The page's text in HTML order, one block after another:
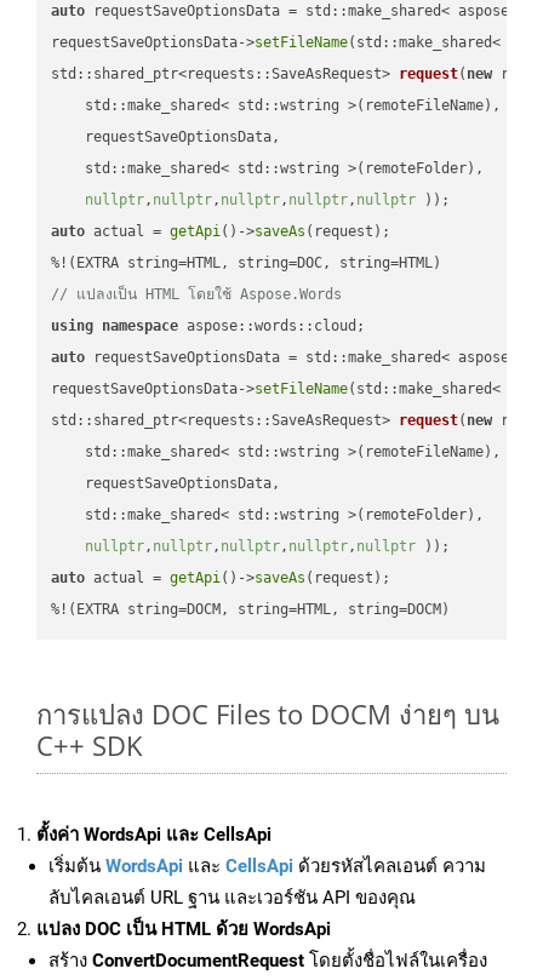
auto requestSaveOptionsData = std::make_shared<
requestSaveOptionsData->setFileName(std::make_shared<
std::shared_ptr<requests::SaveAsRequest> request( new
    std::make_shared< std::wstring >(remoteFileName),
    requestSaveOptionsData,
    std::make_shared< std::wstring >(remoteFolder),
nullptr, nullptr, nullptr, nullptr, nullptr ))
auto actual = getApi()->saveAs (request);
// แปลงเป็น HTML โดยใช้ Aspose.Words
using namespace
auto requestSaveOptionsData = std::make_shared<
requestSaveOptionsData->setFileName(std::make_shared<
std::shared_ptr<requests::SaveAsRequest> request( new
    std::make_shared< std::wstring >(remoteFileName),
    requestSaveOptionsData,
    std::make_shared< std::wstring >(remoteFolder),
nullptr, nullptr, nullptr, nullptr, nullptr ))
auto actual = getApi()->saveAs (request);
%!(EXTRA string=DOCM, string=HTML, string=DOCM)
การแปลง DOC Files to DOCM ง่ายๆ บน
C++ SDK
ตั้งค่า WordsApi และ CellsApi
เริ่มต้น WordsApi และ CellsApi ด้วยรหัสไคลเอนต์ ความ
ลับไคลเอนต์ URL ฐาน และเวอร์ชัน API ของคุณ
แปลง DOC เป็น HTML ด้วย WordsApi
สร้าง ConvertDocumentRequest โดยตั้งชื่อไฟล์ในเครื่อง